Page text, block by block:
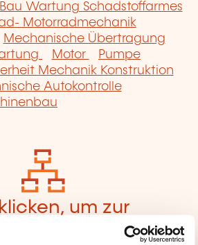
Bau Wartung Schadstoffarmes
Motorradmechanik
Mechanische Übertragung
Motor
Pumpe
Mechanik Konstruktion
Autokontrolle
um zur